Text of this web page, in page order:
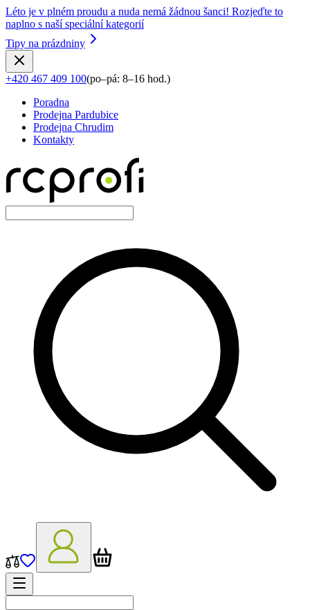
Léto je v plném proudu a nuda nemá žádnou šanci! Rozjeďte to
naplno s naší speciální kategorií
Tipy na prázdniny
+420 467 409 100(po–pá: 8–16 hod.)
Poradna
Prodejna Pardubice
Prodejna Chrudim
Kontakty